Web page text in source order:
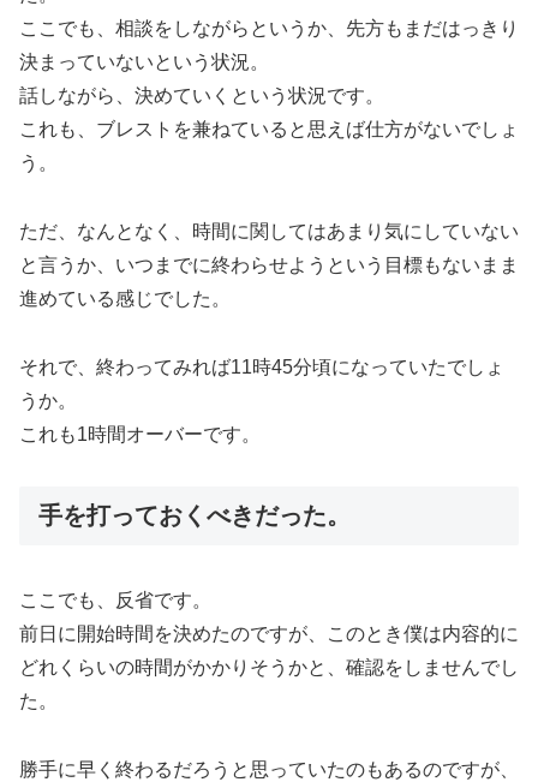
ここでも、相談をしながらというか、先方もまだはっきり
決まっていないという状況。
話しながら、決めていくという状況です。
これも、ブレストを兼ねていると思えば仕方がないでしょ
う。
ただ、なんとなく、時間に関してはあまり気にしていない
と言うか、いつまでに終わらせようという目標もないまま
進めている感じでした。
それで、終わってみれば11時45分頃になっていたでしょ
うか。
これも1時間オーバーです。
手を打っておくべきだった。
ここでも、反省です。
前日に開始時間を決めたのですが、このとき僕は内容的に
どれくらいの時間がかかりそうかと、確認をしませんでし
た。
勝手に早く終わるだろうと思っていたのもあるのですが、